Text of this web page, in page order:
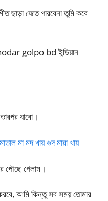
ছাড়া যেতে পারবেনা তুমি কবে
golpo bd ইন্ডিয়ান
যাবো।
মাতাল মা মদ খায় গুদ মারা খায়
পৌছে গেলাম।
আমি কিন্তু সব সময় তোমার